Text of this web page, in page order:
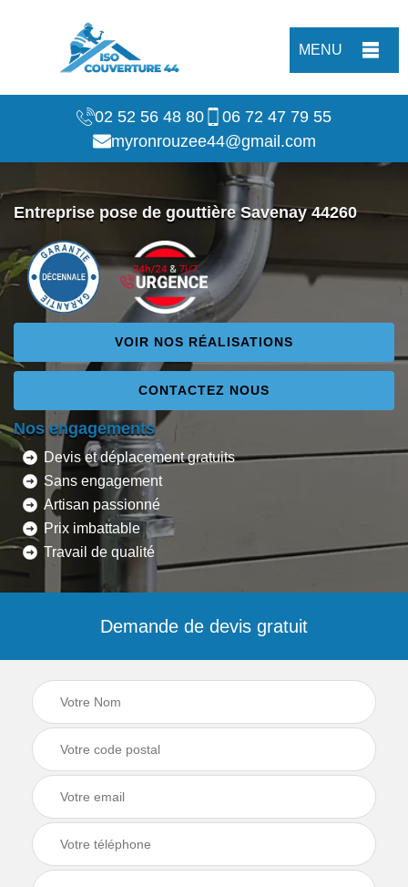
MENU
02 52 56 48 80
06 72 47 79 55
myronrouzee44@gmail.com
Entreprise pose de gouttière Savenay 44260
VOIR NOS RÉALISATIONS
CONTACTEZ NOUS
Nos engagements
Devis et déplacement gratuits
Sans engagement
Artisan passionné
Prix imbattable
Travail de qualité
Demande de devis gratuit